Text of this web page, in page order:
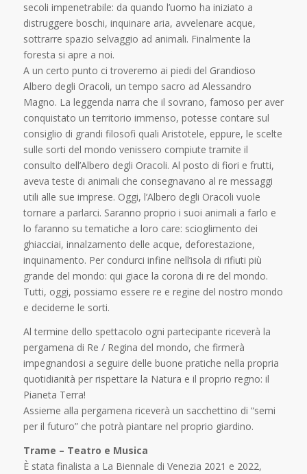
secoli impenetrabile: da quando l’uomo ha iniziato a
distruggere boschi, inquinare aria, avvelenare acque,
sottrarre spazio selvaggio ad animali. Finalmente la
foresta si apre a noi.
A un certo punto ci troveremo ai piedi del Grandioso
Albero degli Oracoli, un tempo sacro ad Alessandro
Magno. La leggenda narra che il sovrano, famoso per aver
conquistato un territorio immenso, potesse contare sul
consiglio di grandi filosofi quali Aristotele, eppure, le scelte
sulle sorti del mondo venissero compiute tramite il
consulto dell’Albero degli Oracoli. Al posto di fiori e frutti,
aveva teste di animali che consegnavano al re messaggi
utili alle sue imprese. Oggi, l’Albero degli Oracoli vuole
tornare a parlarci. Saranno proprio i suoi animali a farlo e
lo faranno su tematiche a loro care: scioglimento dei
ghiacciai, innalzamento delle acque, deforestazione,
inquinamento. Per condurci infine nell’isola di rifiuti più
grande del mondo: qui giace la corona di re del mondo.
Tutti, oggi, possiamo essere re e regine del nostro mondo
e deciderne le sorti.
Al termine dello spettacolo ogni partecipante riceverà la
pergamena di Re / Regina del mondo, che firmerà
impegnandosi a seguire delle buone pratiche nella propria
quotidianità per rispettare la Natura e il proprio regno: il
Pianeta Terra!
Assieme alla pergamena riceverà un sacchettino di “semi
per il futuro” che potrà piantare nel proprio giardino.
Trame – Teatro e Musica
È stata finalista a La Biennale di Venezia 2021 e 2022,